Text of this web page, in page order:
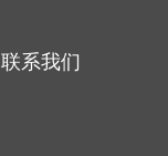
联系我们